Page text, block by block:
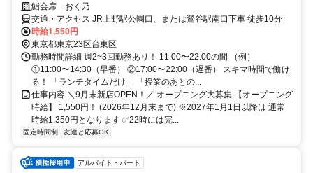
鮨会席 おく乃
交通・アクセス JR上野駅公園口、または鶯谷駅南口下車 徒歩10分
時給1,550円
東京都東京23区台東区
勤務時間詳細 週2~3回勤務あり！ 11:00〜22:00の間 （例）
①11:00〜14:30（早番） ②17:00〜22:00（遅番） スキマ時間で働け
る！ 「ランチタイムだけ」 「授業のあとの...
仕事内容 ＼9月末新店OPEN！／ オープニング大募集 【オープニング
時給】 1,550円！ (2026年12月末まで) ※2027年1月1日以降は 通常
時給1,350円となります ✅22時には完...
固定時間制 友達と応募OK
アルバイト・パート